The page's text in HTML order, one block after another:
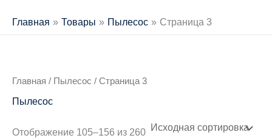
Главная Товары Пылесос Страница 3
Главная / Пылесос / Страница 3
Пылесос
Отображение 105–156 из 260